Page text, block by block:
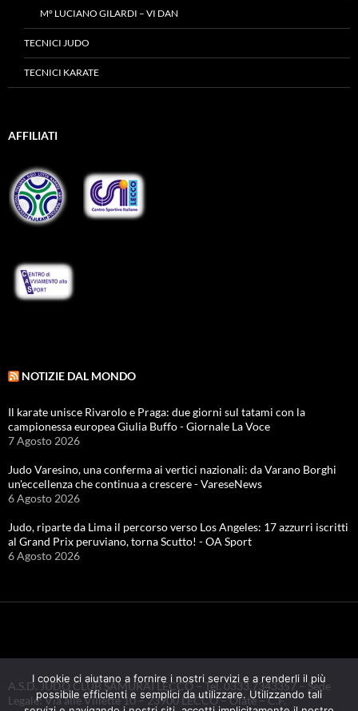
M° LUCIANO GILARDI – VI DAN
TECNICI JUDO
TECNICI KARATE
AFFILIATI
NOTIZIE DAL MONDO
Il karate unisce Rivarolo e Praga: due giorni sul tatami con la
campionessa europea Giulia Buffo - Giornale La Voce
7 Agosto 2026
Judo Varesino, una conferma ai vertici nazionali: da Varano Borghi
un'eccellenza che continua a crescere - VareseNews
6 Agosto 2026
Judo, riparte da Lima il percorso verso Los Angeles: 17 azzurri iscritti
al Grand Prix peruviano, torna Scutto! - OA Sport
6 Agosto 2026
A.S.D. JUDO CLUB SAMURAI LECCO – Tel. 0333.7343357 – Sede
Legale: Via alle Villette 10 – 23900 LECCO – Olate – C.F.
I cookie ci aiutano a fornire i nostri servizi e a renderli il più
possibile efficienti e semplici da utilizzare. Utilizzando tali